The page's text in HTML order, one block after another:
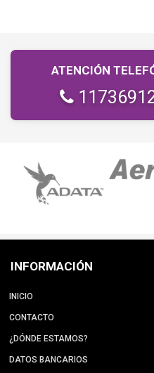
ATENCIÓN
INFORMACIÓN
INICIO
CONTACTO
¿DÓNDE ESTAMOS?
DATOS BANCARIOS